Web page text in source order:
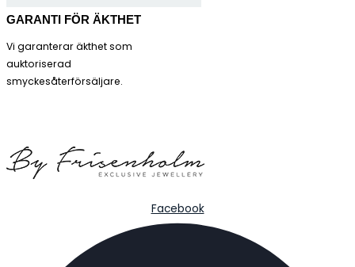
GARANTI FÖR ÄKTHET
Vi garanterar äkthet som
auktoriserad
smyckesåterförsäljare.
Facebook